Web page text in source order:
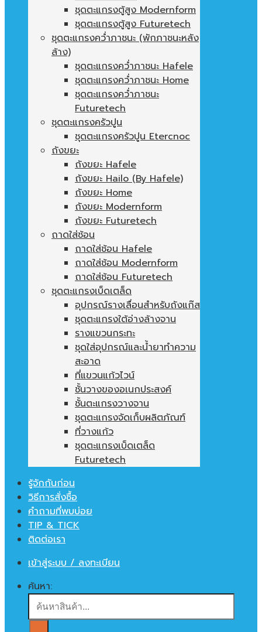
ชุดตะแกรงตู้สูง Modernform
ชุดตะแกรงตู้สูง Futuretech
ชุดตะแกรงคว่ำภาชนะ (พักภาชนะหลัง
ล้าง)
ชุดตะแกรงคว่ำภาชนะ Hafele
ชุดตะแกรงคว่ำภาชนะ Home
ชุดตะแกรงคว่ำภาชนะ
Futuretech
ชุดตะแกรงครัวปูน
ชุดตะแกรงครัวปูน Etercnoc
ถังขยะ
ถังขยะ Hafele
ถังขยะ Hailo (By Hafele)
ถังขยะ Home
ถังขยะ Modernform
ถังขยะ Futuretech
ถาดใส่ช้อน
ถาดใส่ช้อน Hafele
ถาดใส่ช้อน Modernform
ถาดใส่ช้อน Futuretech
ชุดตะแกรงเบ็ดเตล็ด
อุปกรณ์รางเลื่อนสำหรับถังแก๊ส
ชุดตะแกรงใต้อ่างล้างจาน
รางแขวนกระทะ
ชุดใส่อุปกรณ์และน้ำยาทำความ
สะอาด
ที่แขวนแก้วไวน์
ชั้นวางของอเนกประสงค์
ชั้นตะแกรงวางจาน
ชุดตะแกรงจัดเก็บผลิตภัณฑ์
ที่วางแก้ว
ชุดตะแกรงเบ็ดเตล็ด
Futuretech
รู้จักกันก่อน
วิธีการสั่งซื้อ
คำถามที่พบบ่อย
TIP & TICK
ติดต่อเรา
เข้าสู่ระบบ / ลงทะเบียน
ค้นหา: